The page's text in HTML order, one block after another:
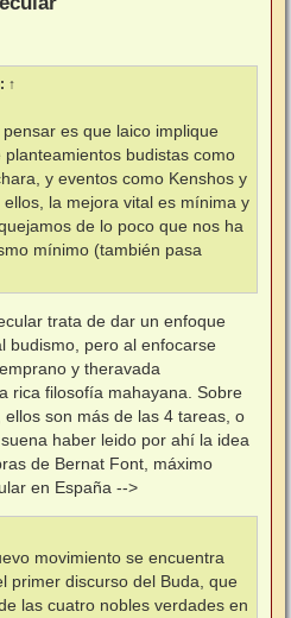
↑
es que laico implique
budistas como
y eventos como Kenshos y
la mejora vital es mínima y
de lo poco que nos ha
mínimo (también pasa
trata de dar un enfoque
budismo, pero al enfocarse
y theravada
rica filosofía mahayana. Sobre
son más de las 4 tareas, o
haber leido por ahí la idea
de Bernat Font, máximo
en España -->
movimiento se encuentra
primer discurso del Buda, que
las cuatro nobles verdades en